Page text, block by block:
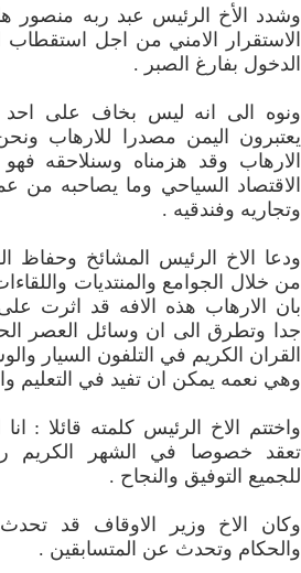
وشدد الأخ الرئيس عبد ربه
الاستقرار الامني من اجل استقطاب
الدخول بفارغ الصبر .
ونوه الى انه ليس بخاف على احد
يعتبرون اليمن مصدرا للارهاب ونحن
الارهاب وقد هزمناه وسنلاحقه فهو
الاقتصاد السياحي وما يصاحبه من
وتجاريه وفندقيه .
ودعا الاخ الرئيس المشائخ وحفاظ
من خلال الجوامع والمنتديات
بان الارهاب هذه الافه قد اثرت
جدا وتطرق الى ان وسائل العصر
القران الكريم في التلفون السيار
وهي نعمه يمكن ان تفيد في التعليم
واختتم الاخ الرئيس كلمته قائلا :
تعقد خصوصا في الشهر الكريم
للجميع التوفيق والنجاح .
وكان الاخ وزير الاوقاف قد
والحكام وتحدث عن المتسابقين .